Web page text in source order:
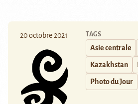
20 octobre 2021 TAGS
Asie centrale
Kazakhstan
Photo du Jour